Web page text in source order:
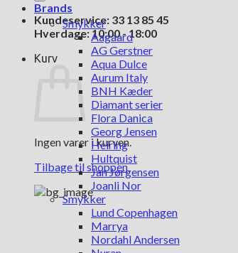
Kundeservice: 33 13 85 45
Hverdage: 10:00 - 18:00
Kurv
Ingen varer i kurven.
Tilbage til shoppen
Brands
Smykker
Aagaard
AG Gerstner
Aqua Dulce
Aurum Italy
BNH Kæder
Diamant serier
Flora Danica
Georg Jensen
Heiring
Hultquist
Jan Jørgensen
Joanli Nor
Smykker
Lund Copenhagen
Marrya
Nordahl Andersen